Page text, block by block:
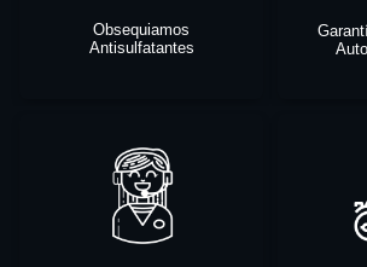
Obsequiamos
Antisulfatantes